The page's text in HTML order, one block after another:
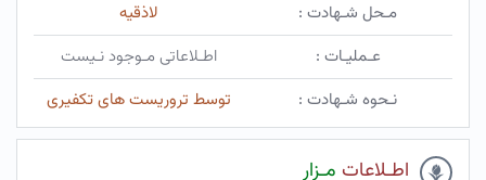
مـحل شـهادت :
لاذقیه
عـملیـات :
اطـلاعاتی مـوجود نـیست
نـحوه شـهادت :
توسط تروریست های تکفیری
اطـلاعات مـزار